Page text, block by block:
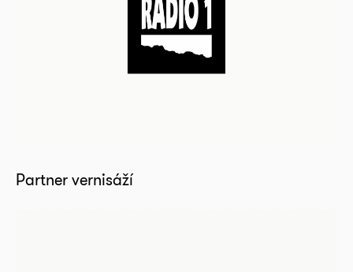
Partner vernisáží